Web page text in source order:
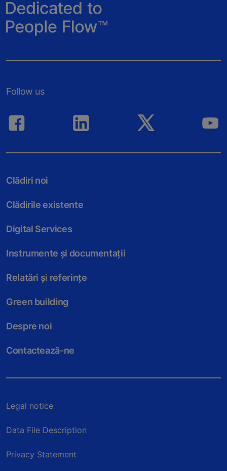
Follow us
Clădiri noi
Clădirile existente
Digital Services
Instrumente și documentații
Relatări și referințe
Green building
Despre noi
Contactează-ne
Legal notice
Data File Description
Privacy Statement